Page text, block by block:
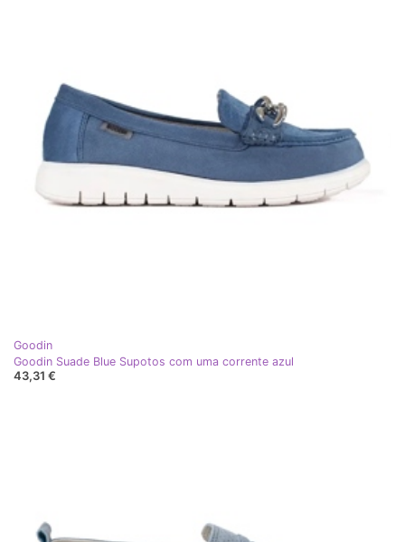
Goodin
Goodin Suade Blue Supotos com uma corrente azul
43,31 €